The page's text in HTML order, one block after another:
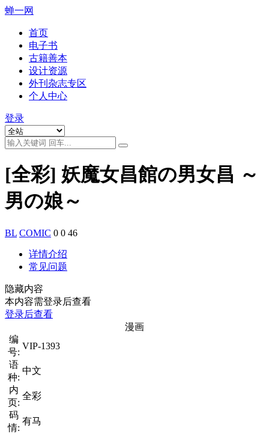
蝉一网
首页
电子书
古籍善本
设计资源
外刊杂志专区
个人中心
登录
[全彩] 妖魔女昌館の男女昌 ～
男の娘～
BL COMIC 0 0 46
详情介绍
常见问题
隐藏内容
本内容需登录后查看
登录后查看
漫画
编
号:
VIP-1393
语
种:
中文
内
页:
全彩
码
情:
有马